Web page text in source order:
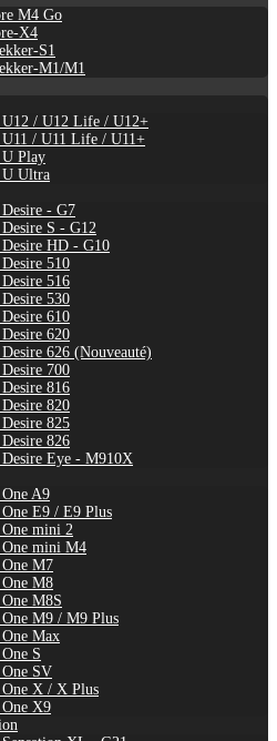
M4 Go
X4
S1
M1/M1
/ U12 Life / U12+
/ U11 Life / U11+
Play
Ultra
- G7
S - G12
HD - G10
510
516
530
610
620
626 (Nouveauté)
700
816
820
825
826
Eye - M910X
A9
E9 / E9 Plus
mini 2
mini M4
M7
M8
M8S
M9 / M9 Plus
Max
S
SV
X / X Plus
X9